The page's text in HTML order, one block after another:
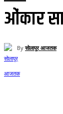
ओंकार
By सोलापूर आजतक